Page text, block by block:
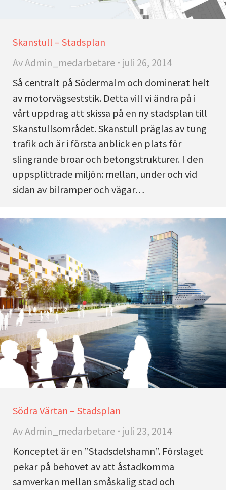
Skanstull – Stadsplan
AvAdmin_medarbetare
juli 26, 2014
Så centralt på Södermalm och dominerat helt
av motorvägseststik. Detta vill vi ändra på i
vårt uppdrag att skissa på en ny stadsplan till
Skanstullsområdet. Skanstull präglas av tung
trafik och är i första anblick en plats för
slingrande broar och betongstrukturer. I den
uppsplittrade miljön: mellan, under och vid
sidan av bilramper och vägar…
Södra Värtan – Stadsplan
AvAdmin_medarbetare
juli 23, 2014
Konceptet är en ”Stadsdelshamn”. Förslaget
pekar på behovet av att åstadkomma
samverkan mellan småskalig stad och